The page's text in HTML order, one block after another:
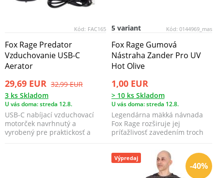
Kód: FAC165
Fox Rage Predator
Vzduchovanie USB-C
Aerator
29,69 EUR 32,99 EUR
3 ks Skladom
U vás doma: streda 12.8.
USB-C nabíjací vzduchovací
motorček navrhnutý a
vyrobený pre praktickosť a
Kód: 0144969_mas
5 variant
Fox Rage Gumová
Nástraha Zander Pro UV
Hot Olive
1,00 EUR
> 10 ks Skladom
U vás doma: streda 12.8.
Legendárna mäkká návnada
Fox Rage rozširuje jej
príťažlivosť zavedením troch
-40%
Výpredaj